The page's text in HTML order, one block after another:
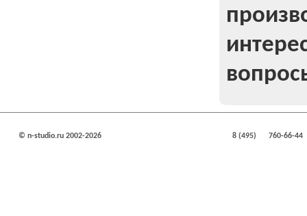
© n-studio.ru 2002-2026 8 (495) 760-66-44